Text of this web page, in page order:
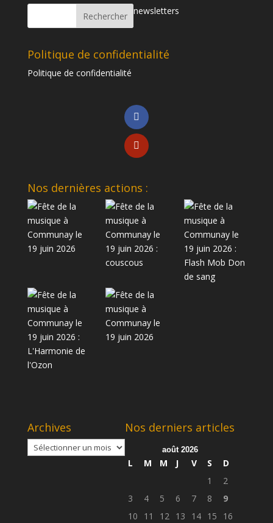
newsletters
Politique de confidentialité
Politique de confidentialité
Nos dernières actions :
Archives
Archives
Nos derniers articles
août 2026
L M M J V S
D
1
2
3
4 5 6 7 8
9
10
11 12 13 14 15 16